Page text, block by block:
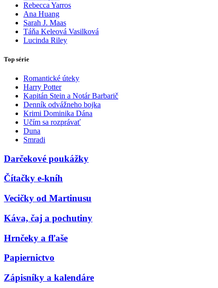
Rebecca Yarros
Ana Huang
Sarah J. Maas
Táňa Keleová Vasilková
Lucinda Riley
Top série
Romantické úteky
Harry Potter
Kapitán Stein a Notár Barbarič
Denník odvážneho bojka
Krimi Dominika Dána
Učím sa rozprávať
Duna
Smradi
Darčekové poukážky
Čítačky e-kníh
Vecičky od Martinusu
Káva, čaj a pochutiny
Hrnčeky a fľaše
Papiernictvo
Zápisníky a kalendáre